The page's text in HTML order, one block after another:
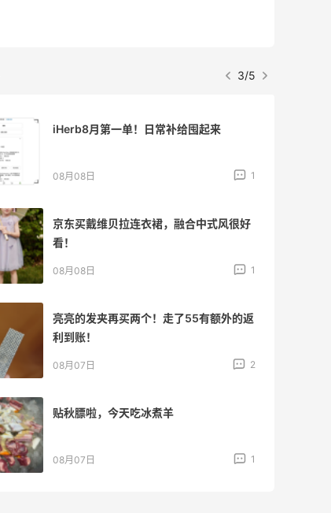
3/5
iHerb8月第一单！日常补给囤起来
08月08日 1
京东买戴维贝拉连衣裙，融合中式风很好
看！
08月08日 1
亮亮的发夹再买两个！走了55有额外的返
利到账！
08月07日 2
贴秋膘啦，今天吃冰煮羊
08月07日 1